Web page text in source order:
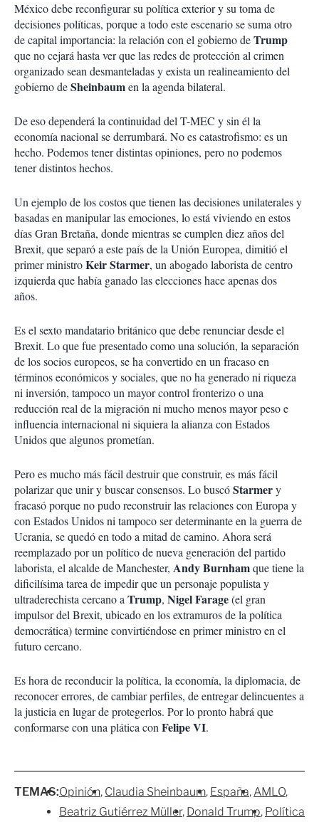
México debe reconfigurar su política exterior y su toma de
decisiones políticas, porque a todo este escenario se suma otro
de capital importancia: la relación con el gobierno deTrump
que no cejará hasta ver que las redes de protección al crimen
organizado sean desmanteladas y exista un realineamiento del
gobierno deSheinbaumen la agenda bilateral.
De eso dependerá la continuidad del T-MEC y sin él la
economía nacional se derrumbará. No es catastrofismo: es un
hecho. Podemos tener distintas opiniones, pero no podemos
tener distintos hechos.
Un ejemplo de los costos que tienen las decisiones unilaterales y
basadas en manipular las emociones, lo está viviendo en estos
días Gran Bretaña, donde mientras se cumplen diez años del
Brexit, que separó a este país de la Unión Europea, dimitió el
primer ministroKeir Starmer, un abogado laborista de centro
izquierda que había ganado las elecciones hace apenas dos
años.
Es el sexto mandatario británico que debe renunciar desde el
Brexit. Lo que fue presentado como una solución, la separación
de los socios europeos, se ha convertido en un fracaso en
términos económicos y sociales, que no ha generado ni riqueza
ni inversión, tampoco un mayor control fronterizo o una
reducción real de la migración ni mucho menos mayor peso e
influencia internacional ni siquiera la alianza con Estados
Unidos que algunos prometían.
Pero es mucho más fácil destruir que construir, es más fácil
polarizar que unir y buscar consensos. Lo buscóStarmery
fracasó porque no pudo reconstruir las relaciones con Europa y
con Estados Unidos ni tampoco ser determinante en la guerra de
Ucrania, se quedó en todo a mitad de camino. Ahora será
reemplazado por un político de nueva generación del partido
laborista, el alcalde de Manchester, Andy Burnhamque tiene la
dificilísima tarea de impedir que un personaje populista y
ultraderechista cercano a Trump, Nigel Farage(el gran
impulsor del Brexit, ubicado en los extramuros de la política
democrática) termine convirtiéndose en primer ministro en el
futuro cercano.
Es hora de reconducir la política, la economía, la diplomacia, de
reconocer errores, de cambiar perfiles, de entregar delincuentes a
la justicia en lugar de protegerlos. Por lo pronto habrá que
conformarse con una plática con Felipe VI.
TEMAS:Opinión Claudia Sheinbaum España AMLO
Beatriz Gutiérrez Müller Donald Trump Política